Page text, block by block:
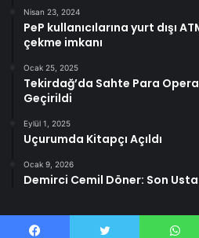
Nisan 23, 2024
PeP kullanıcılarına yurt dışı
çekme imkanı
Ocak 25, 2025
Tekirdağ’da Sahte Para
Geçirildi
Eylül 1, 2025
Uçurumda Kitapçı Açıldı
Ocak 9, 2026
Demirci Cemil Döner: Son